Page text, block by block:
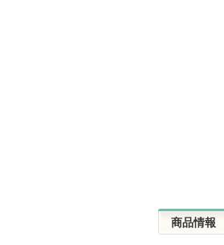
商品情報